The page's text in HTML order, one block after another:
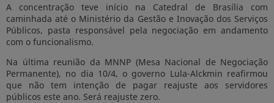
A concentração teve início na Catedral de Brasília com
caminhada até o Ministério da Gestão e Inovação dos Serviços
Públicos, pasta responsável pela negociação em andamento
com o funcionalismo.
Na última reunião da MNNP (Mesa Nacional de Negociação
Permanente), no dia 10/4, o governo Lula-Alckmin reafirmou
que não tem intenção de pagar reajuste aos servidores
públicos este ano. Será reajuste zero.